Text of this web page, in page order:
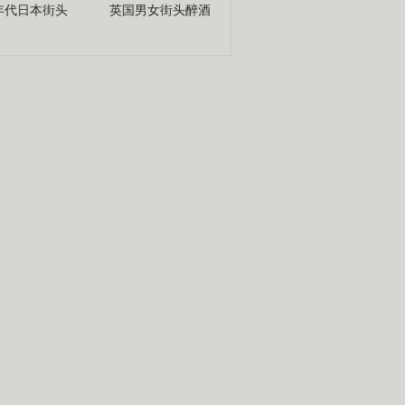
代日本街头 英国男女街头醉酒